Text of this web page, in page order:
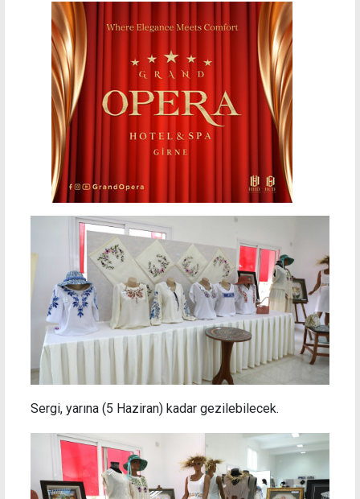
Sergi, yarına (5 Haziran) kadar gezilebilecek.